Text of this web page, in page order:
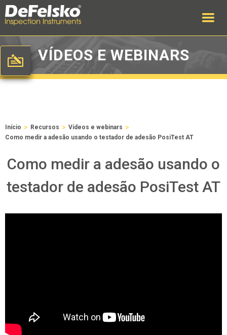
VÍDEOS E WEBINARS
Início > Recursos > Vídeos e webinars >
Como medir a adesão usando o testador de adesão PosiTest AT
Como medir a adesão usando o
testador de adesão PosiTest AT